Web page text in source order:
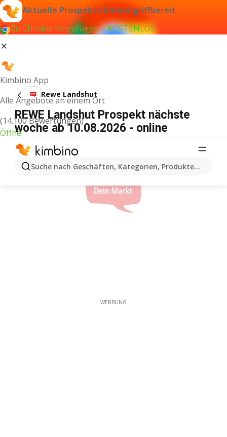
Aktuelle Prospekte immer griffbereit
Zu Chrome hinzufügen – KOSTENLOS
Kimbino App
Alle Angebote an einem Ort
(14.100 Bewertungen)
Öffne
Suche nach Geschäften, Kategorien, Produkten...
Rewe Landshut
REWE Landshut Prospekt nächste
woche ab 10.08.2026 - online
WERBUNG